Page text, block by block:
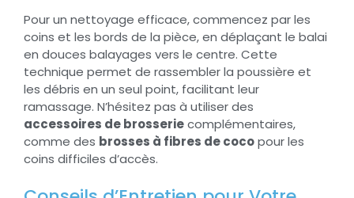
Pour un nettoyage efficace, commencez par les
coins et les bords de la pièce, en déplaçant le balai
en douces balayages vers le centre. Cette
technique permet de rassembler la poussière et
les débris en un seul point, facilitant leur
ramassage. N’hésitez pas à utiliser des
accessoires de brosseriecomplémentaires,
comme des brosses à fibres de cocopour les
coins difficiles d’accès.